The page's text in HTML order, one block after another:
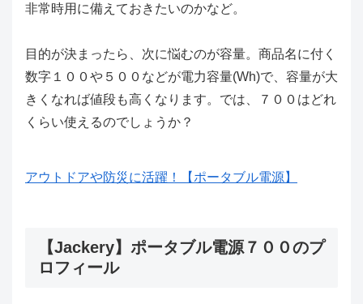
非常時用に備えておきたいのかなど。
目的が決まったら、次に悩むのが容量。商品名に付く
数字１００や５００などが電力容量(Wh)で、容量が大
きくなれば値段も高くなります。では、７００はどれ
くらい使えるのでしょうか？
アウトドアや防災に活躍！【ポータブル電源】
【Jackery】ポータブル電源７００のプ
ロフィール